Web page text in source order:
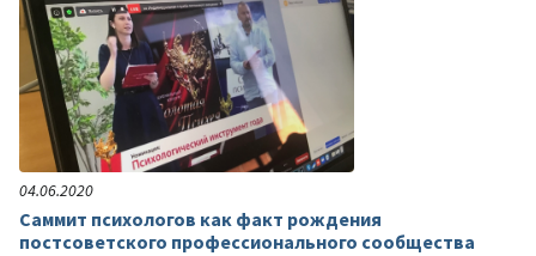
04.06.2020
Саммит психологов как факт рождения
постсоветского профессионального сообщества